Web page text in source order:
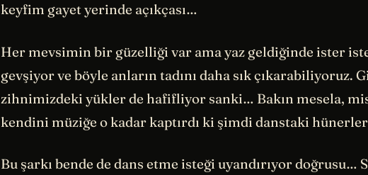
keyfim gayet yerinde açıkçası…
Her mevsimin bir güzelliği var ama yaz geldiğinde ister
gevşiyor ve böyle anların tadını daha sık çıkarabiliyoruz.
zihnimizdeki yükler de hafifliyor sanki… Bakın mesela,
kendini müziğe o kadar kaptırdı ki şimdi danstaki
Bu şarkı bende de dans etme isteği uyandırıyor doğrusu…